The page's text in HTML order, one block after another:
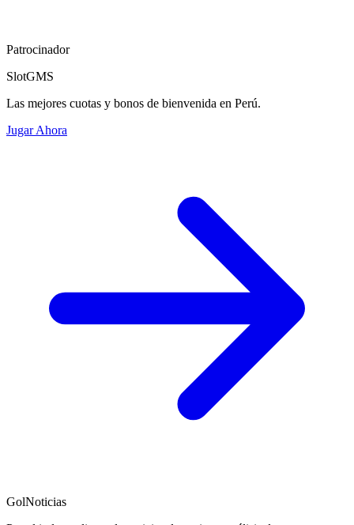
Patrocinador
SlotGMS
Las mejores cuotas y bonos de bienvenida en Perú.
Jugar Ahora
GolNoticias